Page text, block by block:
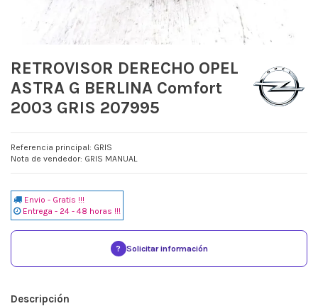
RETROVISOR DERECHO OPEL
ASTRA G BERLINA Comfort
2003 GRIS 207995
Referencia principal: GRIS
Nota de vendedor: GRIS MANUAL
Envio - Gratis !!!
Entrega - 24 - 48 horas !!!
? Solicitar información
Descripción